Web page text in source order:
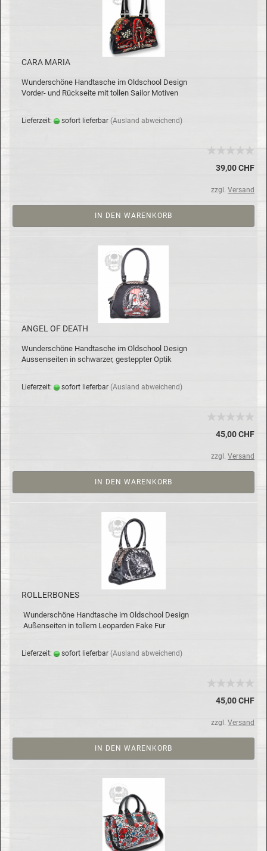
CARA MARIA
Wun­der­schö­ne Hand­ta­sche im Old­school De­sign
Vorder-​ und Rück­sei­te mit tol­len Sailor Mo­ti­ven
Lie­fer­zeit: so­fort lie­fer­bar (Aus­land ab­wei­chend)
39,00 CHF
zzgl. Versand
IN DEN WARENKORB
ANGEL OF DEATH
Wun­der­schö­ne Hand­ta­sche im Old­school De­sign
Aus­sen­sei­ten in schwar­zer, ge­stepp­ter Optik
Lie­fer­zeit: so­fort lie­fer­bar (Aus­land ab­wei­chend)
45,00 CHF
zzgl. Versand
IN DEN WARENKORB
ROL­LER­BO­NES
Wun­der­schö­ne Hand­ta­sche im Old­school De­sign
Au­ßen­sei­ten in tol­lem Leo­par­den Fake Fur
Lie­fer­zeit: so­fort lie­fer­bar (Aus­land ab­wei­chend)
45,00 CHF
zzgl. Versand
IN DEN WARENKORB